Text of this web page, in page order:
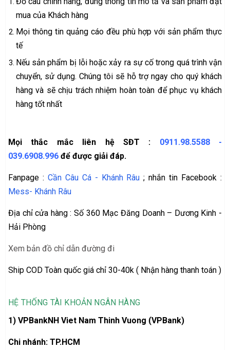
mua của Khách hàng
Mọi thông tin quảng cáo đều phù hợp với sản phẩm thực
tế
Nếu sản phẩm bị lỗi hoặc xảy ra sự cố trong quá trình vận
chuyển, sử dụng. Chúng tôi sẽ hỗ trợ ngay cho quý khách
hàng và sẽ chịu trách nhiệm hoàn toàn để phục vụ khách
hàng tốt nhất
Mọi thắc mắc liên hệ SĐT : 0911.98.5588-
039.6908.996 để được giải đáp.
Fanpage : Cần Câu Cá - Khánh Râu ; nhắn tin Facebook :
Mess- Khánh Râu
Địa chỉ cửa hàng : Số 360 Mạc Đăng Doanh – Dương Kinh -
Hải Phòng
Xem bản đồ chỉ dẫn đường đi
Ship COD Toàn quốc giá chỉ 30-40k ( Nhận hàng thanh toán )
HỆ THỐNG TÀI KHOẢN NGÂN HÀNG
1) VPBankNH Viet Nam Thinh Vuong (VPBank)
Chi nhánh: TP.HCM